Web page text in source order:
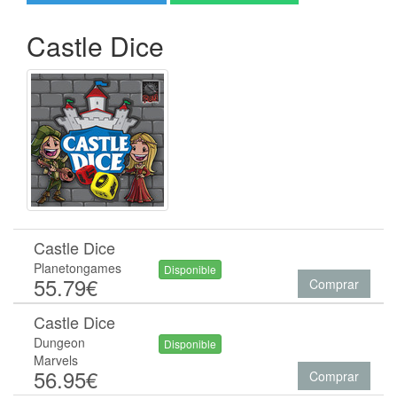
Castle Dice
Castle Dice
Planetongames
55.79€
Disponible
Comprar
Castle Dice
Dungeon
Marvels
56.95€
Disponible
Comprar